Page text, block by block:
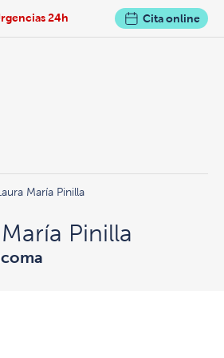
24h Cita online
María Pinilla
Pinilla